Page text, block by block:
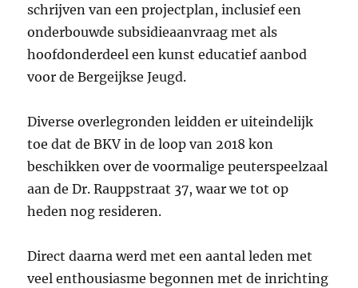
schrijven van een projectplan, inclusief een
onderbouwde subsidieaanvraag met als
hoofdonderdeel een kunst educatief aanbod
voor de Bergeijkse Jeugd.
Diverse overlegronden leidden er uiteindelijk
toe dat de BKV in de loop van 2018 kon
beschikken over de voormalige peuterspeelzaal
aan de Dr. Rauppstraat 37, waar we tot op
heden nog resideren.
Direct daarna werd met een aantal leden met
veel enthousiasme begonnen met de inrichting